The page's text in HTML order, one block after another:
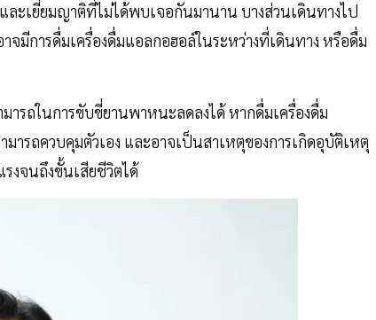
ะเยี่ยมญาติที่ไม่ได้พบเจอกันมานาน บางส่วนเดินทางไป
มีการดื่มเครื่องดื่มแอลกอฮอล์ในระหว่างที่เดินทาง หรือดื่ม
ารถในการขับขี่ยานพาหนะลดลงได้ หากดื่มเครื่องดื่ม
รถควบคุมตัวเอง และอาจเป็นสาเหตุของการเกิดอุบัติเหตุ
งจนถึงขั้นเสียชีวิตได้